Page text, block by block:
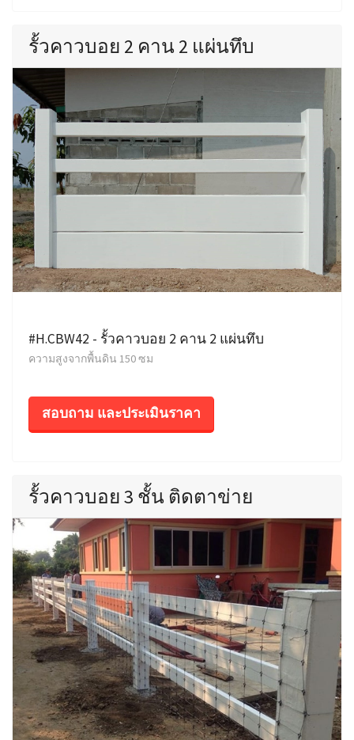
รั้วคาวบอย 2 คาน 2 แผ่นทึบ
#H.CBW42 - รั้วคาวบอย 2 คาน 2 แผ่นทึบ
ความสูงจากพื้นดิน 150 ซม
สอบถาม และประเมินราคา
รั้วคาวบอย 3 ชั้น ติดตาข่าย